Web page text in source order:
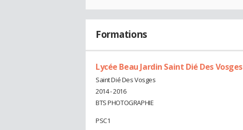
Formations
Lycée Beau Jardin Saint Dié Des Vosges
Saint Dié Des Vosges
2014 - 2016
BTS PHOTOGRAPHIE
PSC1